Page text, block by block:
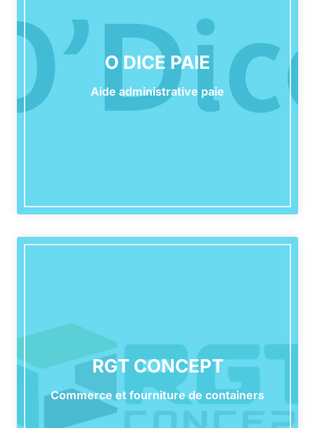
O DICE PAIE
Aide administrative paie
RGT CONCEPT
Commerce et fourniture de containers